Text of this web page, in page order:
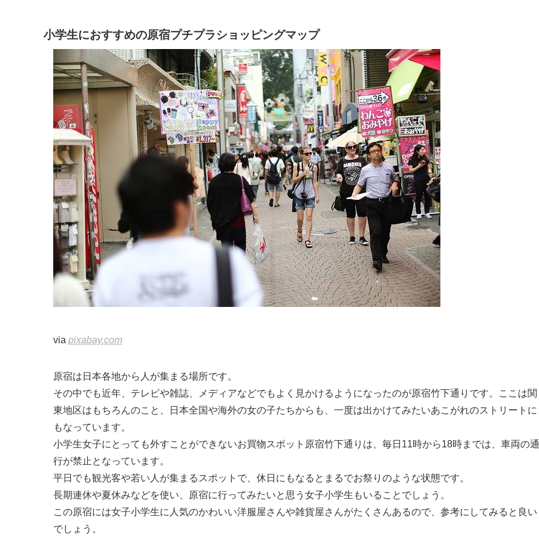
小学生におすすめの原宿プチプラショッピングマップ
via pixabay.com
原宿は日本各地から人が集まる場所です。
その中でも近年、テレビや雑誌、メディアなどでもよく見かけるようになったのが原宿竹下通りです。ここは関
東地区はもちろんのこと、日本全国や海外の女の子たちからも、一度は出かけてみたいあこがれのストリートに
もなっています。
小学生女子にとっても外すことができないお買物スポット原宿竹下通りは、毎日11時から18時までは、車両の通
行が禁止となっています。
平日でも観光客や若い人が集まるスポットで、休日にもなるとまるでお祭りのような状態です。
長期連休や夏休みなどを使い、原宿に行ってみたいと思う女子小学生もいることでしょう。
この原宿には女子小学生に人気のかわいい洋服屋さんや雑貨屋さんがたくさんあるので、参考にしてみると良い
でしょう。